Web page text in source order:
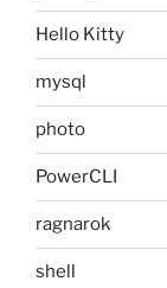
Hello Kitty
mysql
photo
PowerCLI
ragnarok
shell